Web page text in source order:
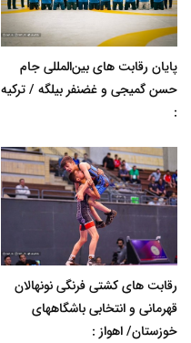
پایان رقابت های بین‌المللی جام
حسن گمیجی و غضنفر بیلگه / ترکیه
:
رقابت های کشتی فرنگی نونهالان
قهرمانی و انتخابی باشگاههای
خوزستان/ اهواز :